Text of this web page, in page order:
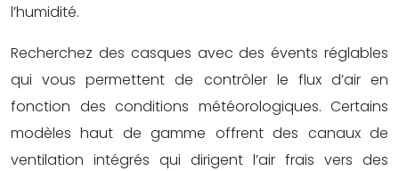
l’humidité.
Recherchez des casques avec des évents réglables
qui vous permettent de contrôler le flux d’air en
fonction des conditions météorologiques. Certains
modèles haut de gamme offrent des canaux de
ventilation intégrés qui dirigent l’air frais vers des